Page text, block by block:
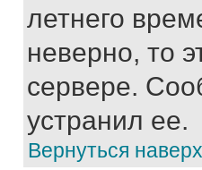
летнего
неверно, то
сервере.
устранил ее.
Вернуться наверх